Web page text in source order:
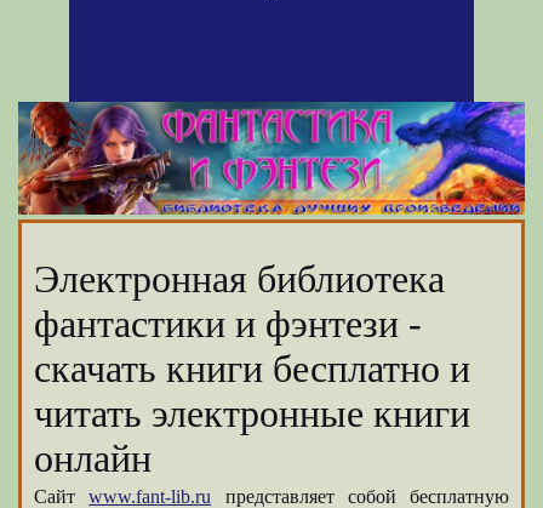
Электронная библиотека
фантастики и фэнтези -
скачать книги бесплатно и
читать электронные книги
онлайн
Сайтwww.fant-lib.ru представляет собой бесплатную